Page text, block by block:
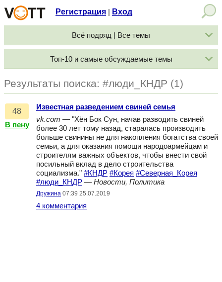
Регистрация Вход
Всё подряд | Все темы
Топ-10 и самые обсуждаемые темы
Результаты поиска: #люди_КНДР (1)
48
В пену
Известная разведением свиней семья
vk.com — "Хён Бок Сун, начав разводить свиней
более 30 лет тому назад, старалась производить
больше свинины не для накопления богатства своей
семьи, а для оказания помощи народоармейцам и
строителям важных объектов, чтобы внести свой
посильный вклад в дело строительства
социализма." #КНДР #Корея #Северная_Корея
#люди_КНДР — Новости, Политика
Дружина 07:39 25.07.2019
4 комментария